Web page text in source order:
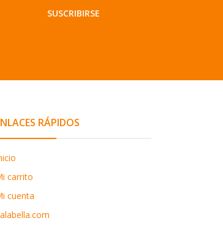
SUSCRIBIRSE
RÁPIDOS
carrito
cuenta